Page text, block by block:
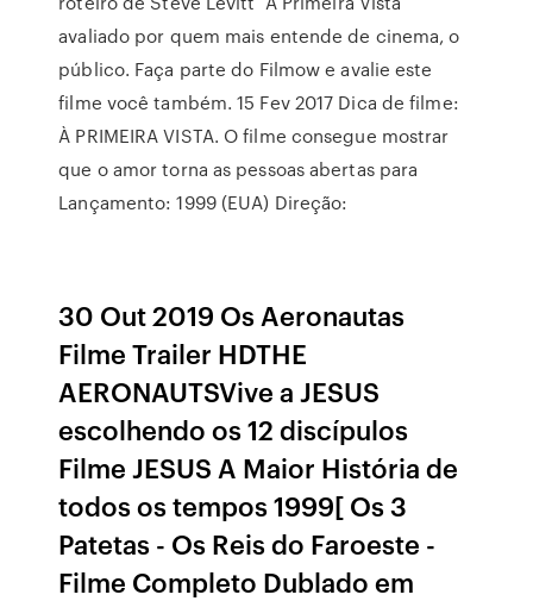
avaliado por quem mais entende de cinema, o
público. Faça parte do Filmow e avalie este
filme você também. 15 Fev 2017 Dica de filme:
À PRIMEIRA VISTA. O filme consegue mostrar
que o amor torna as pessoas abertas para
Lançamento: 1999 (EUA) Direção:
30 Out 2019 Os Aeronautas
Filme Trailer HDTHE
AERONAUTSVive a JESUS
escolhendo os 12 discípulos
Filme JESUS A Maior História de
todos os tempos 1999[ Os 3
Patetas - Os Reis do Faroeste -
Filme Completo Dublado em